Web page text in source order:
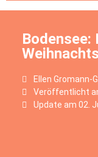
Bodensee:
Ellen Gromann-
Veröffentlicht
Update am 02.